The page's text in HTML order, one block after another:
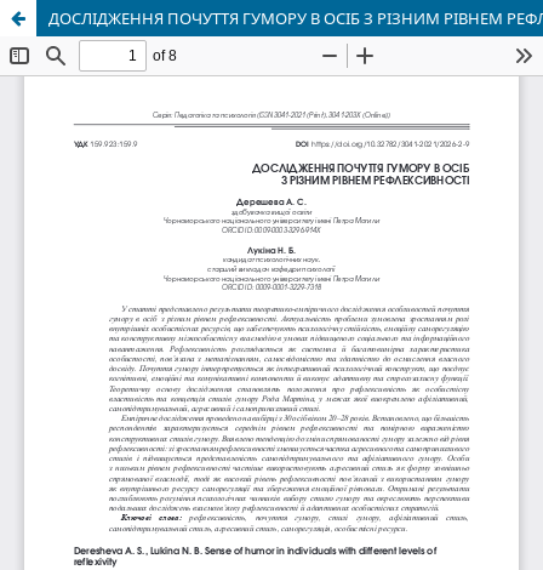
ДОСЛІДЖЕННЯ ПОЧУТТЯ ГУМОРУ В ОСІБ З РІЗНИМ РІВНЕМ